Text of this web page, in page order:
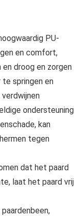
PU-
en comfort,
en droog en zorgen
springen en
ondersteuning
kan
tegen
dat het paard
laat het paard vrij